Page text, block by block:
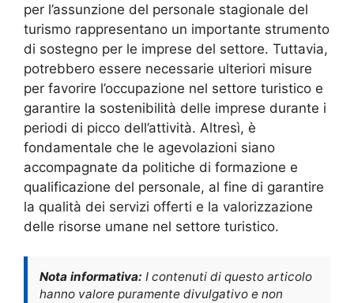
per l’assunzione del personale stagionale del
turismo rappresentano un importante strumento
di sostegno per le imprese del settore. Tuttavia,
potrebbero essere necessarie ulteriori misure
per favorire l’occupazione nel settore turistico e
garantire la sostenibilità delle imprese durante i
periodi di picco dell’attività. Altresì, è
fondamentale che le agevolazioni siano
accompagnate da politiche di formazione e
qualificazione del personale, al fine di garantire
la qualità dei servizi offerti e la valorizzazione
delle risorse umane nel settore turistico.
Nota informativa: I contenuti di questo articolo
hanno valore puramente divulgativo e non